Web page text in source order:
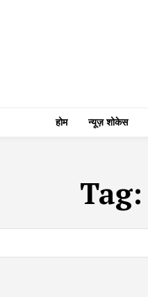
होम न्यूज़ शोकेस
Tag: